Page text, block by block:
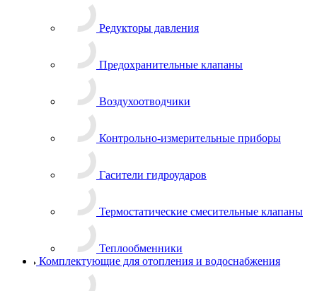
Редукторы давления
Предохранительные клапаны
Воздухоотводчики
Контрольно-измерительные приборы
Гасители гидроударов
Термостатические смесительные клапаны
Теплообменники
Комплектующие для отопления и водоснабжения